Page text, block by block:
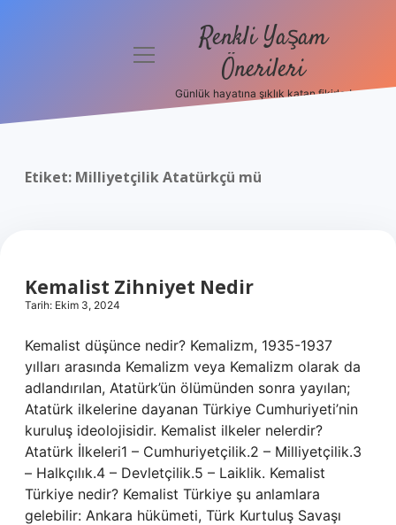
Politikası
menüyü
Renkli Yaşam
Önerileri
Günlük hayatına şıklık katan fikirler!
Etiket: Milliyetçilik Atatürkçü mü
Kemalist Zihniyet Nedir
Tarih: Ekim 3, 2024
Kemalist düşünce nedir? Kemalizm, 1935-1937
yılları arasında Kemalizm veya Kemalizm olarak da
adlandırılan, Atatürk’ün ölümünden sonra yayılan;
Atatürk ilkelerine dayanan Türkiye Cumhuriyeti’nin
kuruluş ideolojisidir. Kemalist ilkeler nelerdir?
Atatürk İlkeleri1 – Cumhuriyetçilik.2 – Milliyetçilik.3
– Halkçılık.4 – Devletçilik.5 – Laiklik. Kemalist
Türkiye nedir? Kemalist Türkiye şu anlamlara
gelebilir: Ankara hükümeti, Türk Kurtuluş Savaşı